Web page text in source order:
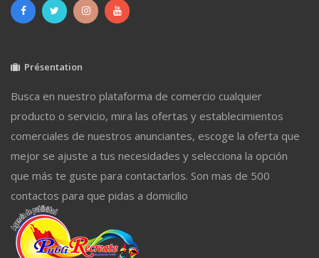
Présentation
Busca en nuestro plataforma de comercio cualquier
producto o servicio, mira las ofertas y establecimientos
comerciales de nuestros anunciantes, escoge la oferta que
mejor se ajuste a tus necesidades y selecciona la opción
que más te guste para contactarlos. Son mas de 500
contactos para que pidas a domicilio